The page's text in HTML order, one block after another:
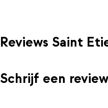
Reviews Saint
Schrijf een